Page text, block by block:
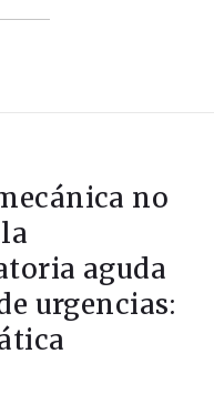
no
aguda
urgencias: